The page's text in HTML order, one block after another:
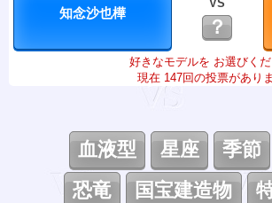
VS
？
好きなモデルを お選びくだ
現在 147回の投票があり
血液型
星座 季節
恐竜
国宝建造物